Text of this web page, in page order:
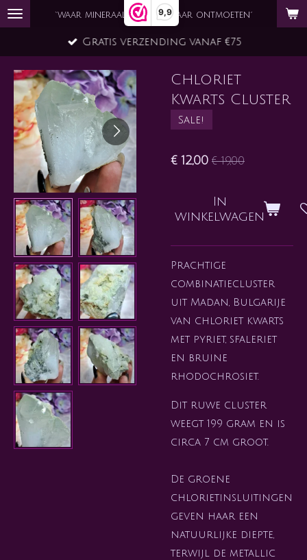
9,9
Ga
de
hoofdinhoud
`waar mineraal en ziel elkaar ontmoeten´
Gratis verzending vanaf €75
Chloriet
Kwarts Cluster
Sale!
€ 12,00 € 19,00
In
winkelwagen
Prachtige
combinatiecluster
uit Madan, Bulgarije
van chloriet kwarts
met pyriet, sfaleriet
en bruine
rhodochrosiet.
Dit ruwe cluster
weegt 199 gram en is
circa 7 cm groot.
De groene
chlorietinsluitingen
geven haar een
natuurlijke diepte,
terwijl de metallic